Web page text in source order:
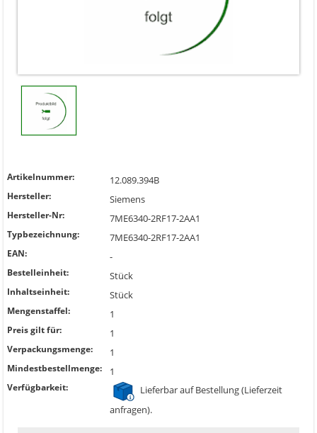
Artikelnummer: 12.089.394B
Hersteller: Siemens
Hersteller-Nr: 7ME6340-2RF17-2AA1
Typbezeichnung: 7ME6340-2RF17-2AA1
EAN: -
Bestelleinheit: Stück
Inhaltseinheit: Stück
Mengenstaffel: 1
Preis gilt für: 1
Verpackungsmenge: 1
Mindestbestellmenge: 1
Verfügbarkeit:
Lieferbar auf Bestellung (Lieferzeit
anfragen).